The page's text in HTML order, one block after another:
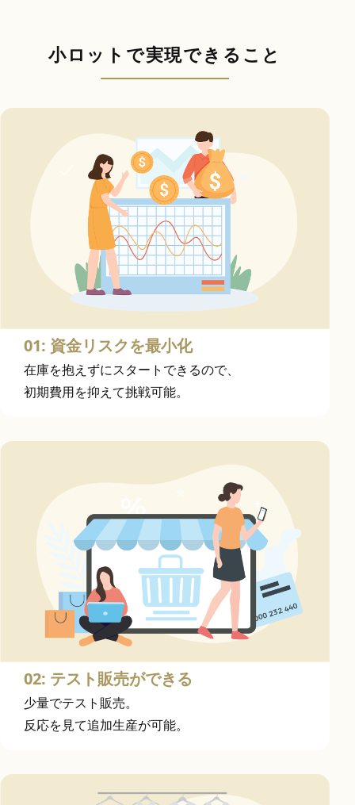
小ロットで実現できること
01: 資金リスクを最小化
在庫を抱えずにスタートできるので、
初期費用を抑えて挑戦可能。
02: テスト販売ができる
少量でテスト販売。
反応を見て追加生産が可能。